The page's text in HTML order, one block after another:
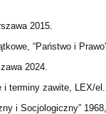
2015.
“Państwo i
2024.
terminy zawite, LEX/el.
i Socjologiczny”